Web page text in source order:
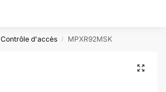
Contrôle d'accès / MPXR92MSK